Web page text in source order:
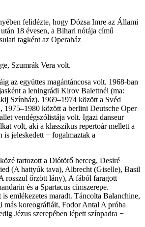
felidézte, hogy Dózsa Imre az Állami
18 évesen, a Bihari nótája című
tagként az Operaház
Szumrák Vera volt.
az együttes magántáncosa volt. 1968-ban
a leningrádi Kirov Balettnél (ma:
Színház). 1969–1974 között a Svéd
1975–1980 között a berlini Deutsche Oper
vendégszólistája volt. Igazi danseur
volt, aki a klasszikus repertoár mellett a
is jeleskedett − fogalmaztak a
tartozott a Diótörő herceg, Desiré
(A hattyúk tava), Albrecht (Giselle), Basil
rosszul őrzött lány), A fából faragott
és a Spartacus címszerepe.
emlékezetes maradt. Táncolta Balanchine,
más koreográfiáit, Fodor Antal A próba
Jézus szerepében lépett színpadra −